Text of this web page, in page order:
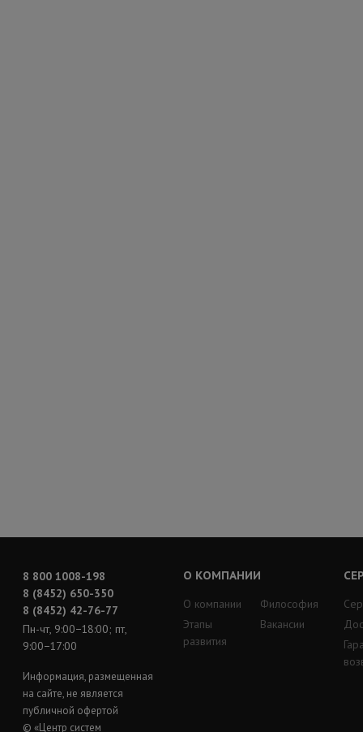
8 800 1008-198
8 (8452) 650-350
8 (8452) 42-76-77
Пн-чт, 9:00−18:00; пт,
9:00−17:00
Информация, размещенная
на сайте, не является
публичной офертой
© «Центр систем
О КОМПАНИИ
О компании
Этапы
развития
Философия
Вакансии